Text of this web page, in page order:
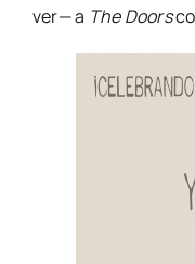
ver— a The Doors